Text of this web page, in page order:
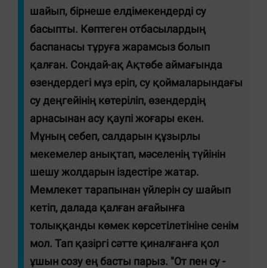
шайып, бірнеше елдімекендерді су
басыпты. Көптеген отбасылардың
баспанасы тұруға жарамсыз болып
қалған. Сондай-ақ Ақтөбе аймағында
өзендердегі мұз еріп, су қоймаларындағы
су деңгейінің көтеріліп, өзендердің
арнасынан асу қаупі жоғары екен.
Мұның себеп, салдарын құзырлы
мекемелер анықтап, мәселенің түйінін
шешу жолдарын іздестіре жатар.
Мемлекет тарапынан үйлерін су шайып
кетіп, далада қалған ағайынға
толыққанды көмек көрсетілетініне сенім
мол. Тап қазіргі сәтте қиналғанға қол
ұшын созу ең басты парыз. "От пен су -